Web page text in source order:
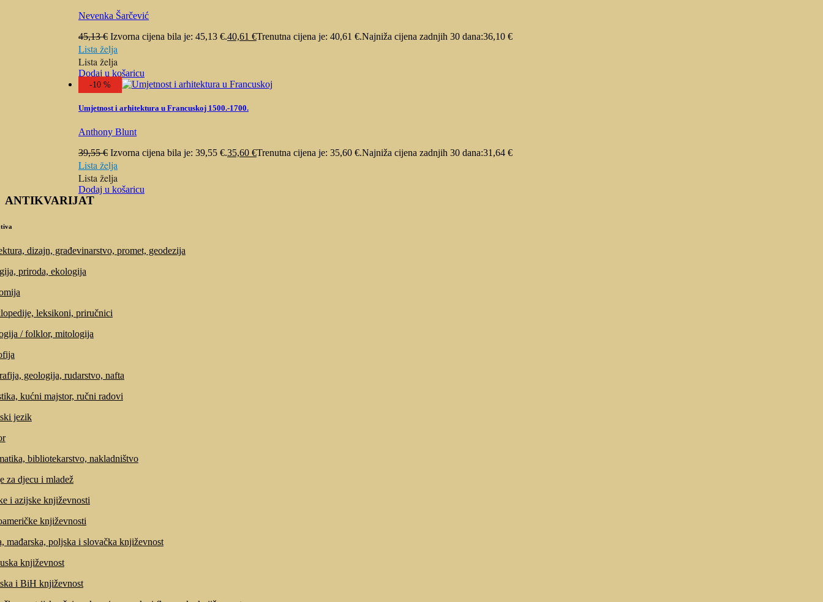
Nevenka Šarčević
45,13€ Izvorna cijena bila je: 45,13 €.40,61 €Trenutna cijena je: 40,61 €.Najniža cijena zadnjih 30 dana:36,10 €
Lista želja
Lista želja
Dodaj u košaricu
-10 %
Umjetnost i arhitektura u Francuskoj 1500.-1700.
Anthony Blunt
39,55€ Izvorna cijena bila je: 39,55 €.35,60 €Trenutna cijena je: 35,60 €.Najniža cijena zadnjih 30 dana:31,64 €
Lista želja
Lista želja
Dodaj u košaricu
ANTIKVARIJAT
dizajn, građevinarstvo, promet, geodezija
priroda, ekologija
leksikoni, priručnici
/ folklor, mitologija
geologija, rudarstvo, nafta
kućni majstor, ručni radovi
jezik
bibliotekarstvo, nakladništvo
za djecu i mladež
i azijske književnosti
književnosti
mađarska, poljska i slovačka književnost
književnost
i BiH književnost